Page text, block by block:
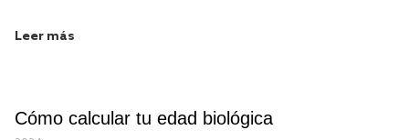
Leer más
Cómo calcular tu edad biológica